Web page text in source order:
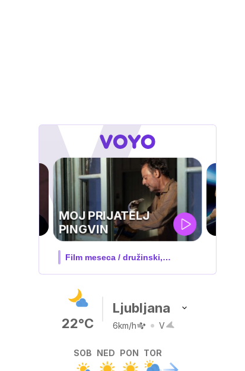
UEFA
SUPERPOKAL
V živo na VOYO: sreda ob 20.30
22°C
Ljubljana
6km/h V
SOB NED PON TOR